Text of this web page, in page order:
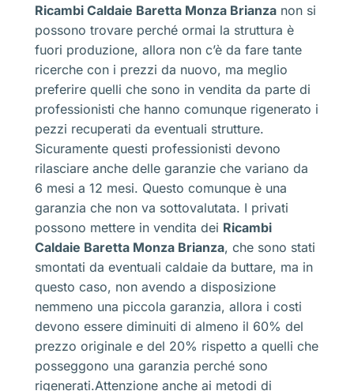
Ricambi Caldaie Baretta Monza Brianza non si
possono trovare perché ormai la struttura è
fuori produzione, allora non c’è da fare tante
ricerche con i prezzi da nuovo, ma meglio
preferire quelli che sono in vendita da parte di
professionisti che hanno comunque rigenerato i
pezzi recuperati da eventuali strutture.
Sicuramente questi professionisti devono
rilasciare anche delle garanzie che variano da
6 mesi a 12 mesi. Questo comunque è una
garanzia che non va sottovalutata. I privati
possono mettere in vendita dei Ricambi
Caldaie Baretta Monza Brianza, che sono stati
smontati da eventuali caldaie da buttare, ma in
questo caso, non avendo a disposizione
nemmeno una piccola garanzia, allora i costi
devono essere diminuiti di almeno il 60% del
prezzo originale e del 20% rispetto a quelli che
posseggono una garanzia perché sono
rigenerati.Attenzione anche ai metodi di